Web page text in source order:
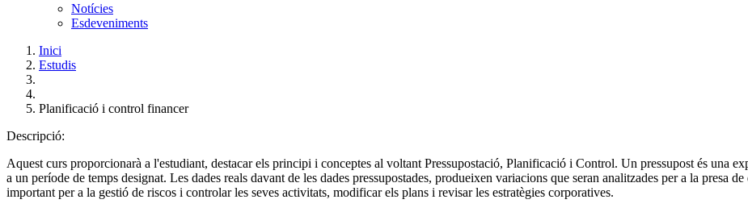
Notícies
Esdeveniments
Inici
Estudis
Planificació i control financer
Descripció:
Aquest curs proporcionarà a l'estudiant, destacar els principi i conceptes al voltant Pressupostació, Planificació i Control. Un pressupost és una
a un període de temps designat. Les dades reals davant de les dades pressupostades, produeixen variacions que seran analitzades per a la presa
important per a la gestió de riscos i controlar les seves activitats, modificar els plans i revisar les estratègies corporatives.